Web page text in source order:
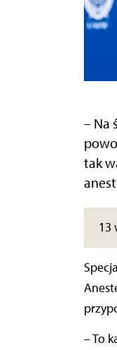
– Na
tak
– To